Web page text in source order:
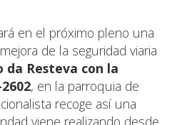
en el próximo pleno una
de la seguridad viaria
da Resteva con la
, en la parroquia de
recoge así una
viene realizando desde